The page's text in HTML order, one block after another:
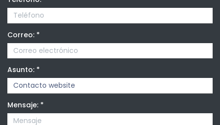
Correo: *
Asunto: *
Mensaje: *